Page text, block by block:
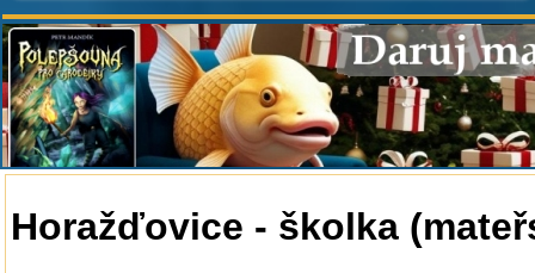
Horažďovice - školka